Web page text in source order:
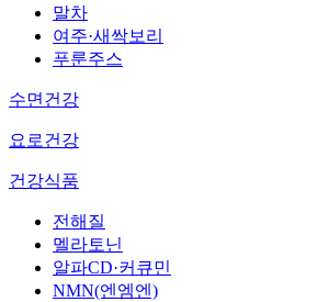
말차
여주·새싹보리
푸룬주스
수면건강
요로건강
건강식품
전해질
멜라토닌
알파CD·커큐민
NMN(엔엠엔)